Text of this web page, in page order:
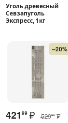
Уголь древесный
Севзапуголь
Экспресс, 1кг
–20%
421 99 ₽ 52999 ₽